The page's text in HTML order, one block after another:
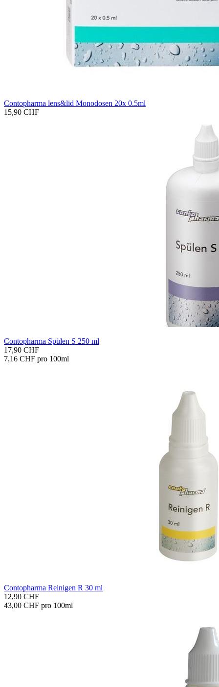
Con­to­phar­ma lens&lid Mo­no­dosen 20x 0.5ml
15,90 CHF
Con­to­phar­ma Spü­len S 250 ml
17,90 CHF
7,16 CHF pro 100ml
Con­to­phar­ma Rei­ni­gen R 30 ml
12,90 CHF
43,00 CHF pro 100ml